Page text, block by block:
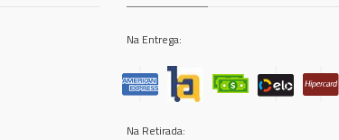
Na Entrega:
Na Retirada: